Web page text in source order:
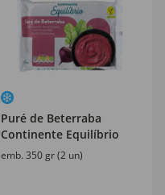
Puré de Beterraba
Continente Equilíbrio
emb. 350 gr (2 un)